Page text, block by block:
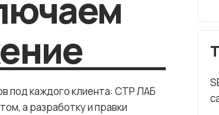
под каждого клиента: СТР ЛАБ
а разработку и правки